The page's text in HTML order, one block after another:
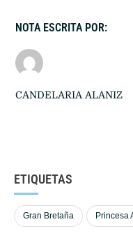
NOTA ESCRITA POR:
CANDELARIA ALANIZ
ETIQUETAS
Gran Bretaña Princesa